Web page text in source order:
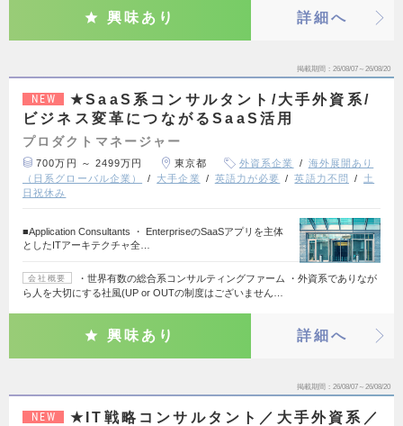
興味あり 詳細へ
掲載期間 26/08/07～26/08/20
NEW
★SaaS系コンサルタント/大手外資系/
ビジネス変革につながるSaaS活用
プロダクトマネージャー
700万円 ～ 2499万円 東京都 外資系企業
海外展開あり
（日系グローバル企業）
大手企業 英語力が必要 英語力不問
土
日祝休み
■Application Consultants ・ EnterpriseのSaaSアプリを主体
としたITアーキテクチャ全…
会社概要
・世界有数の総合系コンサルティングファーム ・外資系でありなが
ら人を大切にする社風(UP or OUTの制度はございません…
興味あり 詳細へ
掲載期間 26/08/07～26/08/20
NEW
★IT戦略コンサルタント／大手外資系／